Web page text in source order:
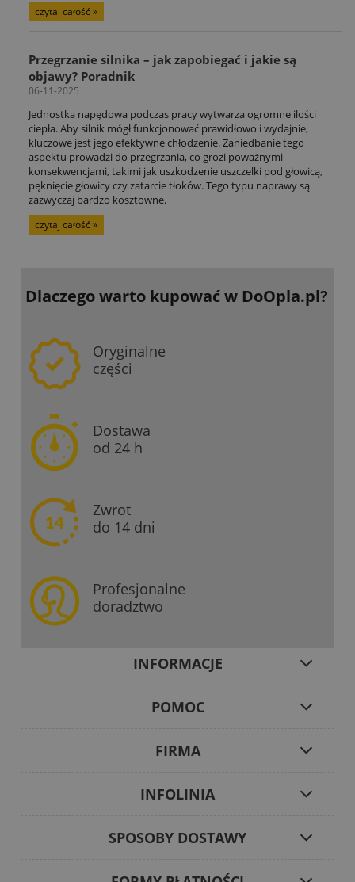
czytaj całość »
Przegrzanie silnika – jak zapobiegać i jakie są
objawy? Poradnik
06-11-2025
Jednostka napędowa podczas pracy wytwarza ogromne ilości
ciepła. Aby silnik mógł funkcjonować prawidłowo i wydajnie,
kluczowe jest jego efektywne chłodzenie. Zaniedbanie tego
aspektu prowadzi do przegrzania, co grozi poważnymi
konsekwencjami, takimi jak uszkodzenie uszczelki pod głowicą,
pęknięcie głowicy czy zatarcie tłoków. Tego typu naprawy są
zazwyczaj bardzo kosztowne.
czytaj całość »
Dlaczego warto kupowaćw DoOpla.pl?
Oryginalne
części
Dostawa
od 24 h
Zwrot
do 14 dni
Profesjonalne
doradztwo
INFORMACJE
POMOC
FIRMA
INFOLINIA
SPOSOBY DOSTAWY